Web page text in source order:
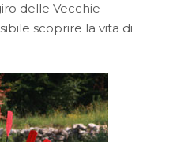
delle Vecchie
scoprire la vita di